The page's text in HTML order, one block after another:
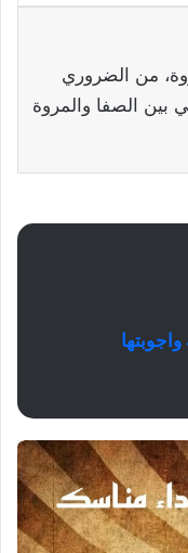
من الضروري
بين الصفا والمروة